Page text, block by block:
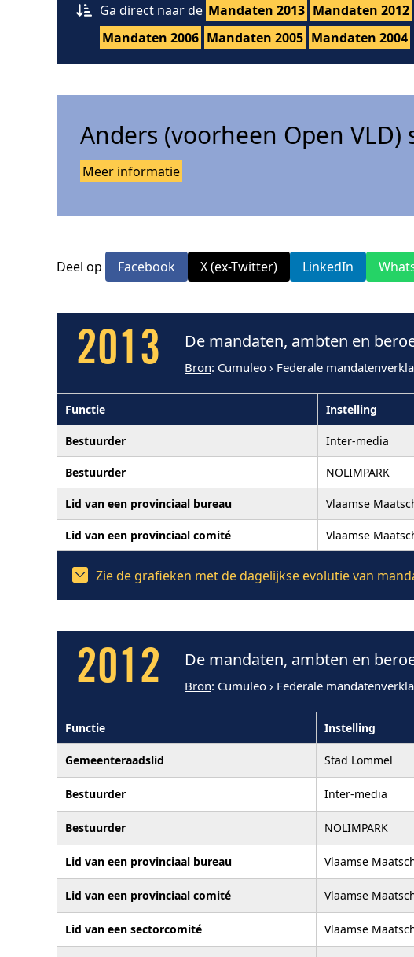
Ga direct naar de Mandaten 2013 Mandaten 2012
Mandaten 2006 Mandaten 2005 Mandaten 2004
Anders (voorheen Open VLD)
Meer informatie
Deel op Facebook X (ex-Twitter) LinkedIn
2013 De mandaten, ambten en
Bron: Cumuleo › Federale
Functie Instelling
Bestuurder Inter-media
Bestuurder NOLIMPARK
Lid van een provinciaal bureau Vlaamse
Lid van een provinciaal comité Vlaamse
Zie de grafieken met de dagelijkse evolutie van
2012 De mandaten, ambten en
Bron: Cumuleo › Federale
Functie Instelling
Gemeenteraadslid Stad Lommel
Bestuurder Inter-media
Bestuurder NOLIMPARK
Lid van een provinciaal bureau Vlaamse
Lid van een provinciaal comité Vlaamse
Lid van een sectorcomité Vlaamse